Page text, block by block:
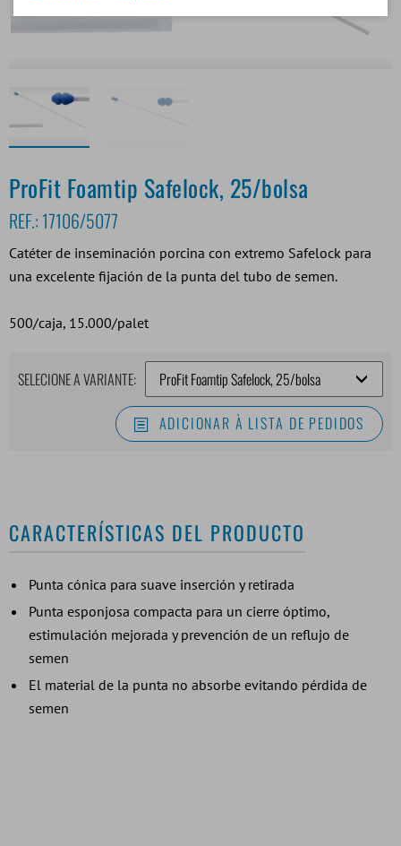
ProFit Foamtip Safelock, 25/bolsa
REF.: 17106/5077
Catéter de inseminación porcina con extremo Safelock para
una excelente fijación de la punta del tubo de semen.
500/caja, 15.000/palet
SELECIONE A VARIANTE:
ADICIONAR À LISTA DE PEDIDOS
CARACTERÍSTICAS DEL PRODUCTO
Punta cónica para suave inserción y retirada
Punta esponjosa compacta para un cierre óptimo,
estimulación mejorada y prevención de un reflujo de
semen
El material de la punta no absorbe evitando pérdida de
semen